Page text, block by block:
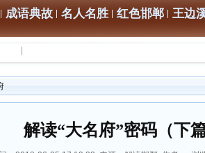
成语典故 名人名胜 红色邯郸 王边
解读“大名府”密码（下篇